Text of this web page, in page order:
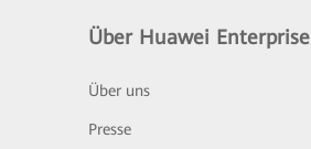
Über Huawei Enterprise
Über uns
Presse